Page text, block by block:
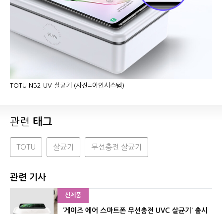
TOTU N52 UV 살균기 (사진=아인시스템)
관련 태그
TOTU 살균기 무선충전 살균기
관련 기사
신제품
‘게이즈 에어 스마트폰 무선충전 UVC 살균기’ 출시